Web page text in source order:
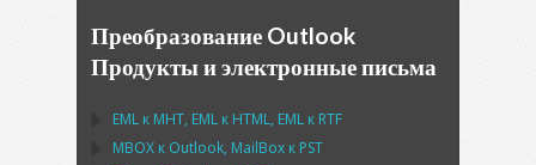
Преобразование Outlook
Продукты и электронные письма
EML к MHT, EML к HTML, EML к RTF
MBOX к Outlook, MailBox к PST